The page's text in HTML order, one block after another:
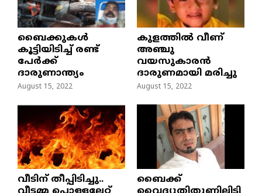
ബൈക്കുകൾ
കൂട്ടിയിടിച്ച് രണ്ട്
പേർക്ക്
ദാരുണാന്ത്യം
August 15, 2022
കുളത്തില്‍ വീണ്
അഞ്ചു
വയസുകാരന്‍
ദാരുണമായി മരിച്ചു
August 15, 2022
വീടിന് തീപ്പിടിച്ചു..
ബൈക്ക്